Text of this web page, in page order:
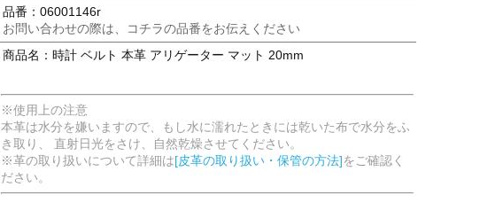
品番：06001146r
お問い合わせの際は、コチラの品番をお伝えください
商品名：時計 ベルト 本革 アリゲーター マット 20mm
※使用上の注意
本革は水分を嫌いますので、もし水に濡れたときには乾いた布で水分をふ
き取り、 直射日光をさけ、自然乾燥させてください。
※革の取り扱いについて詳細は[皮革の取り扱い・保管の方法]をご確認く
ださい。